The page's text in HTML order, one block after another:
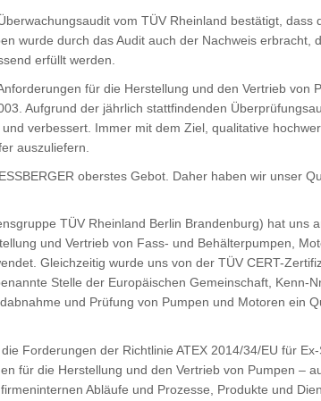
vom TÜV Rheinland bestätigt, dass
wurde durch das Audit auch der Nachweis erbracht,
erfüllt werden.
für die Herstellung und den Vertrieb von
Aufgrund der jährlich stattfindenden
verbessert. Immer mit dem Ziel, qualitative
auszuliefern.
oberstes Gebot. Daher haben wir unser
TÜV Rheinland Berlin Brandenburg) hat uns
und Vertrieb von Fass- und Behälterpumpen,
Gleichzeitig wurde uns von der TÜV CERT-
Stelle der Europäischen Gemeinschaft, Kenn-
und Prüfung von Pumpen und Motoren ein
Forderungen der Richtlinie ATEX 2014/34/EU für
für die Herstellung und den Vertrieb von Pumpen –
Abläufe und Prozesse, Produkte und